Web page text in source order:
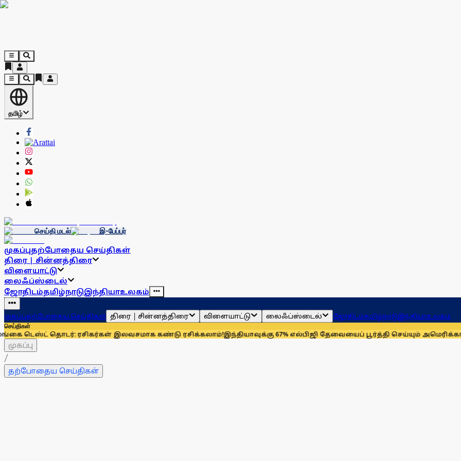
தமிழ்
செய்தி மடல் இ-பேப்பர்
முகப்புதற்போதைய செய்திகள்
திரை | சின்னத்திரை
விளையாட்டு
லைஃப்ஸ்டைல்
ஜோதிடம்தமிழ்நாடுஇந்தியாஉலகம்
முகப்புதற்போதைய செய்திகள் திரை | சின்னத்திரை விளையாட்டு லைஃப்ஸ்டைல் ஜோதிடம்தமிழ்நாடுஇந்தியாஉலகம்
செய்திகள்
தொடர்: ரசிகர்கள் இலவசமாக கண்டு ரசிக்கலாம்! இந்தியாவுக்கு 67% எல்பிஜி தேவையைப் பூர்த்தி செய்யும் அமெரிக்கா!செயின்ட்
முகப்பு
/
தற்போதைய செய்திகள்